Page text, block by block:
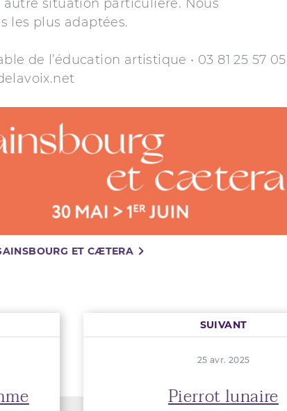
autre situation particulière. Nous
les plus adaptées.
de l’éducation artistique • 03 81 25 57 05
ET CÆTERA
SUIVANT
25 avr. 2025
Pierrot lunaire